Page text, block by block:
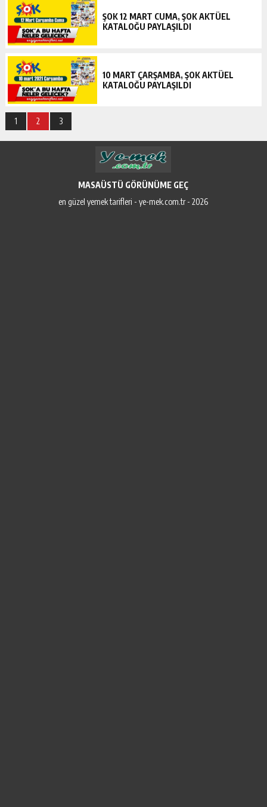
ŞOK 12 MART CUMA, ŞOK AKTÜEL
KATALOĞU PAYLAŞILDI
10 MART ÇARŞAMBA, ŞOK AKTÜEL
KATALOĞU PAYLAŞILDI
1 2 3
MASAÜSTÜ GÖRÜNÜME GEÇ
en güzel yemek tarifleri - ye-mek.com.tr - 2026